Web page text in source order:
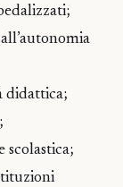
didattica;
scolastica;